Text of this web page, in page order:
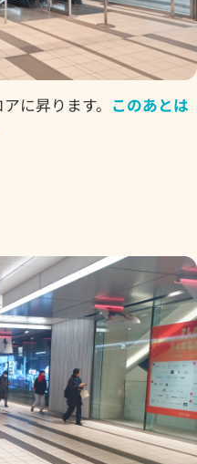
に昇ります。 このあとは